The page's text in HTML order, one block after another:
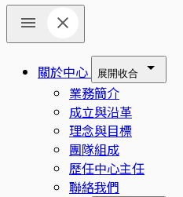
關於中心 展開收合
業務簡介
成立與沿革
理念與目標
團隊組成
歷任中心主任
聯絡我們